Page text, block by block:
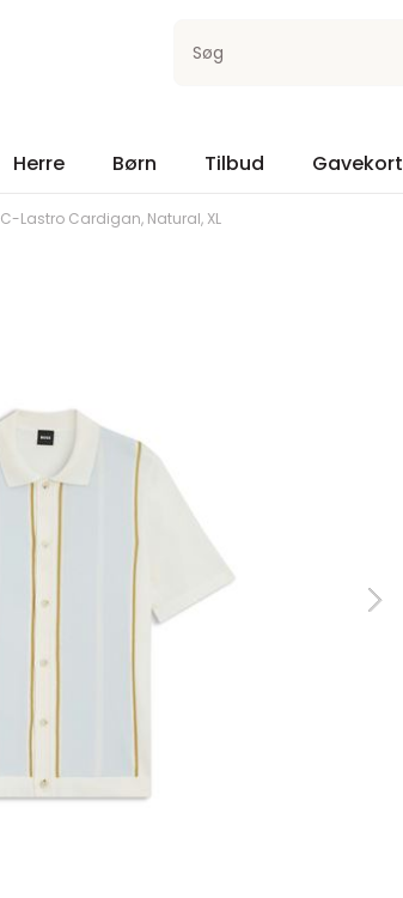
Søg
Herre Børn Tilbud Gavekort
C-Lastro Cardigan, Natural, XL